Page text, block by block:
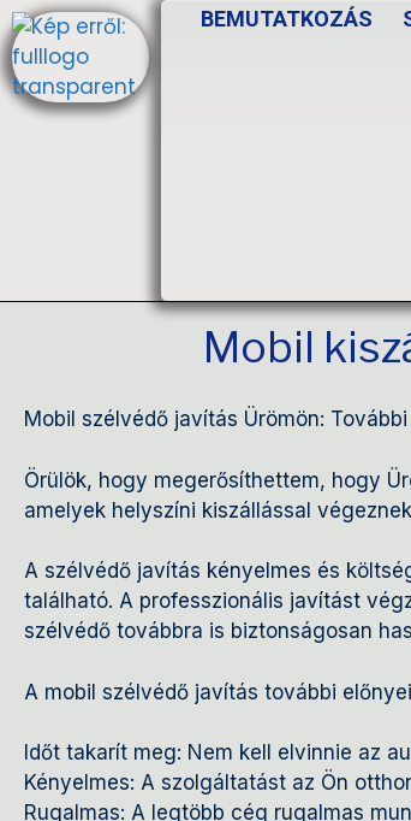
BEMUTATKOZÁS
Mobil
Mobil szélvédő javítás Ürömön:
Örülök, hogy megerősíthettem, hogy
amelyek helyszíni kiszállással
A szélvédő javítás kényelmes és
található. A professzionális javítást
szélvédő továbbra is biztonságosan
A mobil szélvédő javítás további
Időt takarít meg: Nem kell elvinnie az
Kényelmes: A szolgáltatást az Ön
Rugalmas: A legtöbb cég rugalmas